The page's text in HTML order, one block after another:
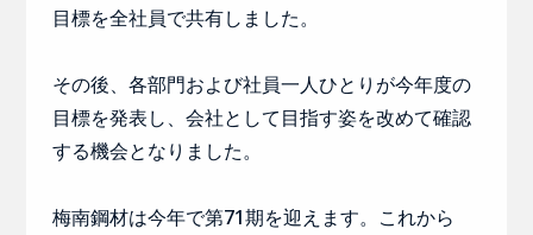
目標を全社員で共有しました。
その後、各部門および社員一人ひとりが今年度の
目標を発表し、会社として目指す姿を改めて確認
する機会となりました。
梅南鋼材は今年で第71期を迎えます。これから